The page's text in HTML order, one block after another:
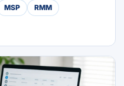
MSP
RMM